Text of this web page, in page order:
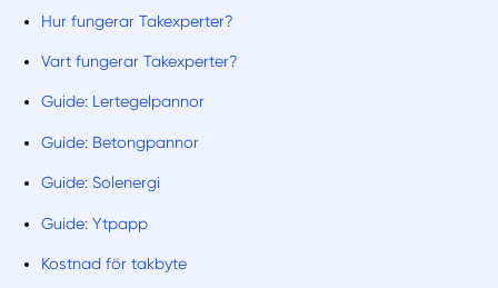
Hur fungerar Takexperter?
Vart fungerar Takexperter?
Guide: Lertegelpannor
Guide: Betongpannor
Guide: Solenergi
Guide: Ytpapp
Kostnad för takbyte